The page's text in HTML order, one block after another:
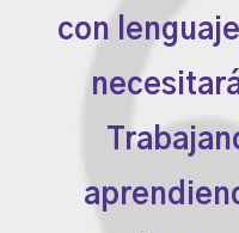
con